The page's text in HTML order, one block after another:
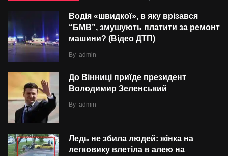
Водія «швидкої», в яку врізався
“БMВ”, змушують платити за ремонт
машини? (Відео ДТП)
By admin
До Вінниці приїде президент
Володимир Зеленський
By admin
Ледь не збила людей: жінка на
легковику влетіла в алею на